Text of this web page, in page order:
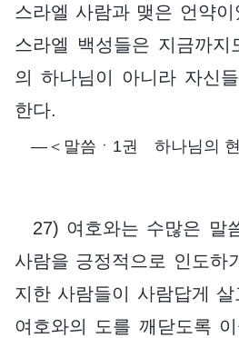
스라엘 사람과 맺은 언약
스라엘 백성들은 지금까지
의 하나님이 아니라 자신
한다.
―＜말씀ㆍ1권 하나님의 현
27) 여호와는 수많은 말
사람을 긍정적으로 인도하
지한 사람들이 사람답게
여호와의 도를 깨닫도록